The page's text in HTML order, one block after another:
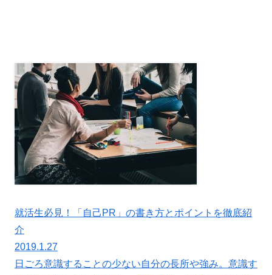
就活生必見！「自己PR」の書き方とポイントを徹底紹
介
2019.1.27
日ごろ意識することの少ない自分の長所や強み。意識す